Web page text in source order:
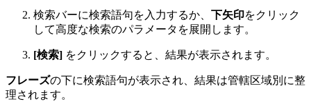
検索バーに検索語句を入力するか、 下矢印をクリック
して高度な検索のパラメータを展開します。
[検索] をクリックすると、結果が表示されます。
フレーズの下に検索語句が表示され、結果は管轄区域別に整
理されます。